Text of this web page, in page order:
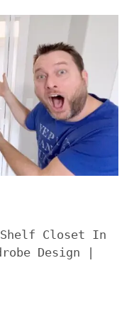
Shelf Closet In
Design |